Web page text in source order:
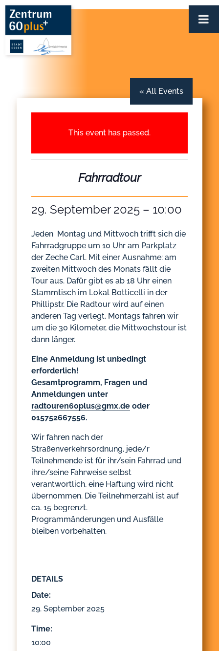
Zum
Inhalt
springen
« All Events
This event has passed.
Fahrradtour
29. September 2025 – 10:00
Jeden Montag und Mittwoch trifft sich die
Fahrradgruppe um 10 Uhr am Parkplatz
der Zeche Carl. Mit einer Ausnahme: am
zweiten Mittwoch des Monats fällt die
Tour aus. Dafür gibt es ab 18 Uhr einen
Stammtisch im Lokal Botticelli in der
Phillipstr. Die Radtour wird auf einen
anderen Tag verlegt. Montags fahren wir
um die 30 Kilometer, die Mittwochstour ist
dann länger.
Eine Anmeldung ist unbedingt
erforderlich!
Gesamtprogramm, Fragen und
Anmeldungen unter
radtouren60plus@gmx.deoder
015752667556.
Wir fahren nach der
Straßenverkehrsordnung, jede/r
Teilnehmende ist für ihr/sein Fahrrad und
ihre/seine Fahrweise selbst
verantwortlich, eine Haftung wird nicht
übernommen. Die Teilnehmerzahl ist auf
ca. 15 begrenzt.
Programmänderungen und Ausfälle
bleiben vorbehalten.
DETAILS
Date:
29. September 2025
Time:
10:00